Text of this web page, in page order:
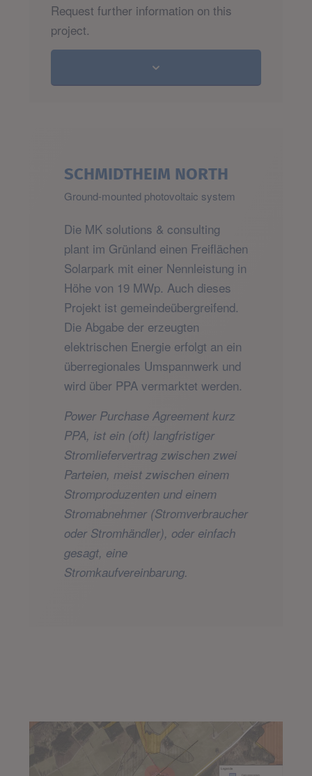
Request further information on this
project.
SCHMIDTHEIM NORTH
Ground-mounted photovoltaic system
Die MK solutions & consulting
plant im Grünland einen Freiflächen
Solarpark mit einer Nennleistung in
Höhe von 19 MWp. Auch dieses
Projekt ist gemeindeübergreifend.
Die Abgabe der erzeugten
elektrischen Energie erfolgt an ein
überregionales Umspannwerk und
wird über PPA vermarktet werden.
Power Purchase Agreement kurz
PPA, ist ein (oft) langfristiger
Stromliefervertrag zwischen zwei
Parteien, meist zwischen einem
Stromproduzenten und einem
Stromabnehmer (Stromverbraucher
oder Stromhändler), oder einfach
gesagt, eine
Stromkaufvereinbarung.